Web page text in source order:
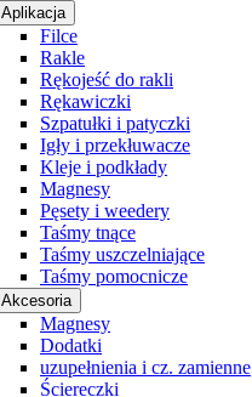
Aplikacja
Filce
Rakle
Rękojeść do rakli
Rękawiczki
Szpatułki i patyczki
Igły i przekłuwacze
Kleje i podkłady
Magnesy
Pęsety i weedery
Taśmy tnące
Taśmy uszczelniające
Taśmy pomocnicze
Akcesoria
Magnesy
Dodatki
uzupełnienia i cz. zamienne
Ściereczki